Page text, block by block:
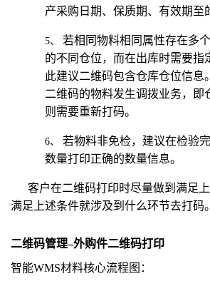
产采购日期、保质期、有效期至
5、 若相同物料相同属性存在多
的不同仓位，而在出库时需要指
此建议二维码包含仓库仓位信息
二维码的物料发生调拨业务，即
则需要重新打码。
6、 若物料非免检，建议在检验
数量打印正确的数量信息。
客户在二维码打印时尽量做到满足
满足上述条件就涉及到什么环节去打码。
二维码管理–外购件二维码打印
智能WMS材料核心流程图：